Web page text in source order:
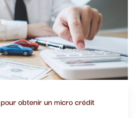
obtenir un micro crédit